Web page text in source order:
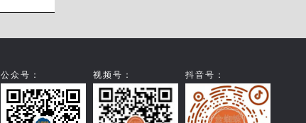
公众号： 视频号： 抖音号：